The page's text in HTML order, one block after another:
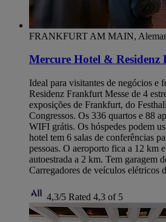
FRANKFURT AM MAIN,
Mercure Hotel & Residenz
Ideal para visitantes de negócios e
Residenz Frankfurt Messe de 4
exposições de Frankfurt, do
Congressos. Os 336 quartos e 88
WIFI grátis. Os hóspedes podem
hotel tem 6 salas de conferências
pessoas. O aeroporto fica a 12 km
autoestrada a 2 km. Tem garagem
Carregadores de veículos elétricos
4,3/5 Rated 4,3 of 5